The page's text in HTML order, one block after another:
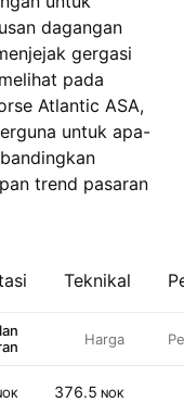
dagangan
gergasi
pada
Atlantic ASA,
untuk apa-
trend pasaran
Teknikal
Harga
376.5 NOK